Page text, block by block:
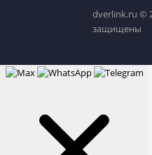
dverlink.ru ©
защищены